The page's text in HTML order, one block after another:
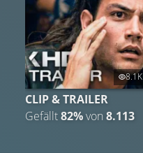
8.1K
CLIP & TRAILER
Gefällt82%von 8.113